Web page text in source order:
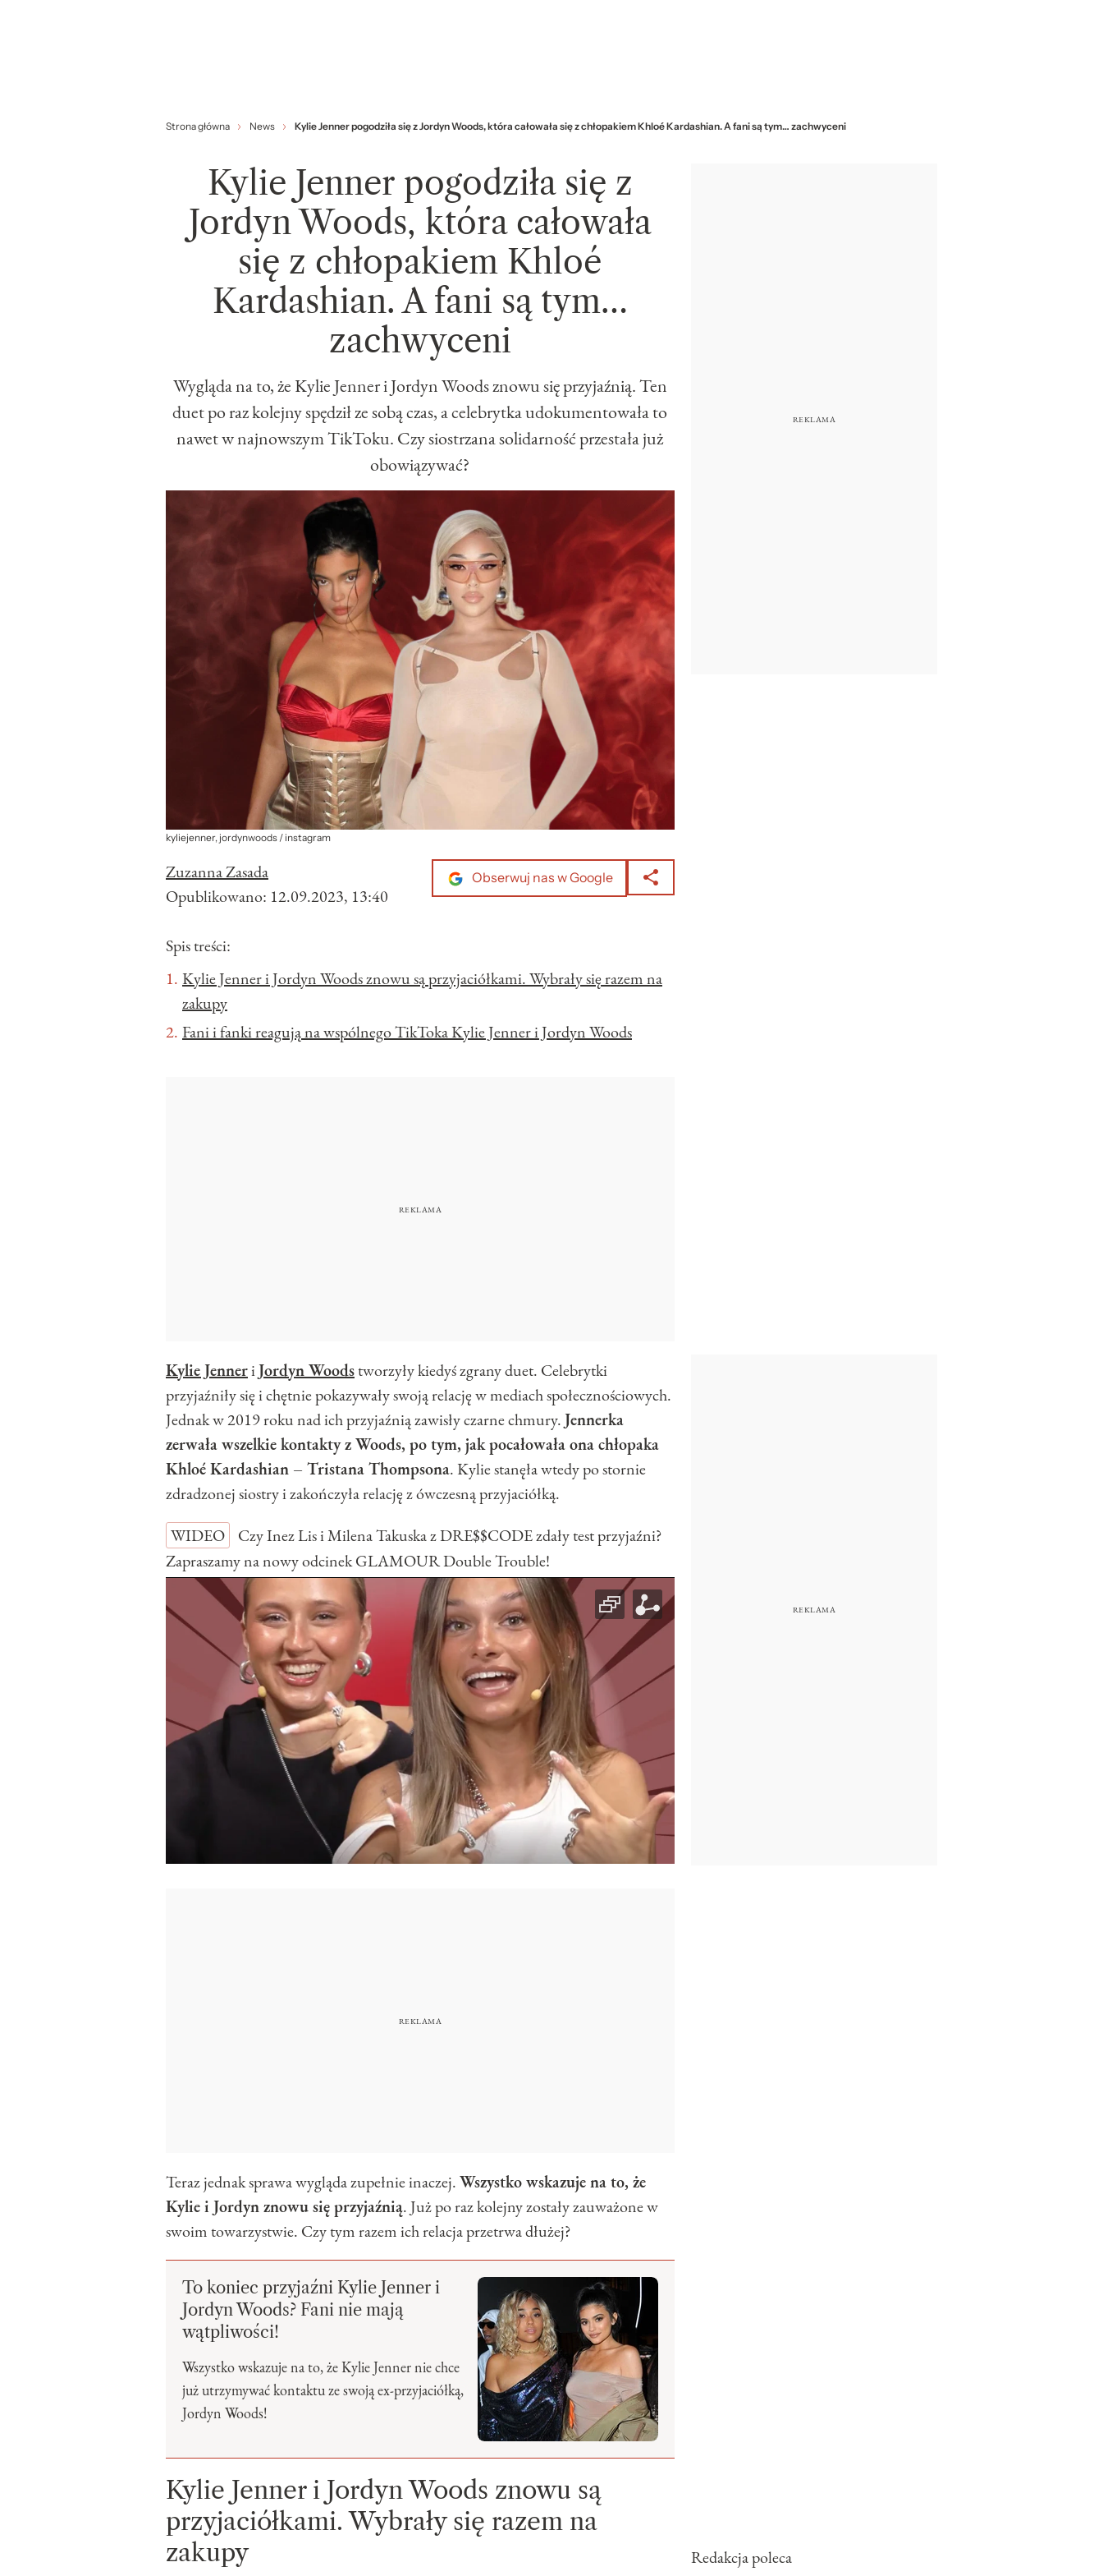
Strona główna News Kylie Jenner pogodziła się z Jordyn Woods, która całowała się z chłopakiem Khloé Kardashian. A fani są tym… zachwyceni
Kylie Jenner pogodziła się z
Jordyn Woods, która całowała
się z chłopakiem Khloé
Kardashian. A fani są tym…
zachwyceni
Wygląda na to, że Kylie Jenner i Jordyn Woods znowu się przyjaźnią. Ten
duet po raz kolejny spędził ze sobą czas, a celebrytka udokumentowała to
nawet w najnowszym TikToku. Czy siostrzana solidarność przestała już
obowiązywać?
kyliejenner, jordynwoods / instagram
Zuzanna Zasada
Opublikowano: 12.09.2023, 13:40
Obserwuj nas w Google
Spis treści:
Kylie Jenner i Jordyn Woods znowu są przyjaciółkami. Wybrały się razem na
zakupy
Fani i fanki reagują na wspólnego TikToka Kylie Jenner i Jordyn Woods
Kylie JenneriJordyn Woodstworzyły kiedyś zgrany duet. Celebrytki
przyjaźniły się i chętnie pokazywały swoją relację w mediach społecznościowych.
Jednak w 2019 roku nad ich przyjaźnią zawisły czarne chmury.Jennerka
zerwała wszelkie kontakty z Woods, po tym, jak pocałowała ona chłopaka
Khloé Kardashian – Tristana Thompsona. Kylie stanęła wtedy po stornie
zdradzonej siostry i zakończyła relację z ówczesną przyjaciółką.
WIDEO
Czy Inez Lis i Milena Takuska z DRE$$CODE zdały test przyjaźni?
Zapraszamy na nowy odcinek GLAMOUR Double Trouble!
Teraz jednak sprawa wygląda zupełnie inaczej.Wszystko wskazuje na to, że
Kylie i Jordyn znowu się przyjaźnią. Już po raz kolejny zostały zauważone w
swoim towarzystwie. Czy tym razem ich relacja przetrwa dłużej?
To koniec przyjaźni Kylie Jenner i
Jordyn Woods? Fani nie mają
wątpliwości!
Wszystko wskazuje na to, że Kylie Jenner nie chce
już utrzymywać kontaktu ze swoją ex-przyjaciółką,
Jordyn Woods!
Kylie Jenner i Jordyn Woods znowu są
przyjaciółkami. Wybrały się razem na
zakupy
Redakcja poleca